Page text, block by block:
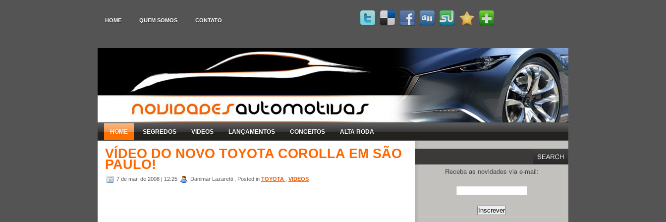
HOME QUEM SOMOS CONTATO
HOME SEGREDOS VIDEOS LANÇAMENTOS CONCEITOS ALTA RODA
VÍDEO DO NOVO TOYOTA COROLLA EM SÃO
PAULO!
7 de mar. de 2008 | 12:25 Danimar Lazaretti , Posted in TOYOTA VIDEOS
Receba as novidades via e-mail: